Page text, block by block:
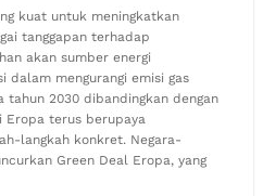
kuat untuk meningkatkan
tanggapan terhadap
akan sumber energi
dalam mengurangi emisi gas
tahun 2030 dibandingkan dengan
Eropa terus berupaya
langkah konkret. Negara-
Green Deal Eropa, yang